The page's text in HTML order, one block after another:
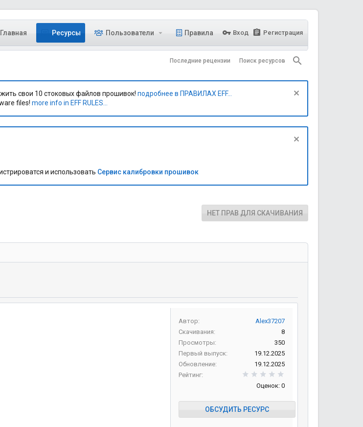
Главная Ресурсы Пользователи Правила Вход Регистрация
Последние рецензии Поиск ресурсов
свои 10 стоковых файлов прошивок! подробнее в ПРАВИЛАХ EFF...
files! more info in EFF RULES...
и использовать Сервис калибровки прошивок
НЕТ ПРАВ ДЛЯ СКАЧИВАНИЯ
Автор
Alex37207
Скачивания
8
Просмотры
350
Первый выпуск
19.12.2025
Обновление
19.12.2025
Рейтинг
Оценок: 0
ОБСУДИТЬ РЕСУРС